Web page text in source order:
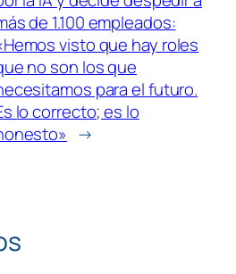
de 1.100 empleados:
visto que hay roles
no son los que
para el futuro.
lo correcto; es lo
→